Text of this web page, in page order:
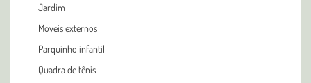
Jardim
Moveis externos
Parquinho infantil
Quadra de tênis